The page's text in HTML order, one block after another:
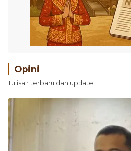
Opini
Tulisan terbaru dan update